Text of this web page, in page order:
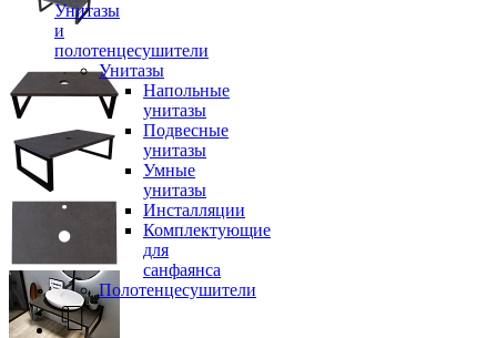
Унитазы
и
полотенцесушители
Унитазы
Напольные
унитазы
Подвесные
унитазы
Умные
унитазы
Инсталляции
Комплектующие
для
санфаянса
Полотенцесушители